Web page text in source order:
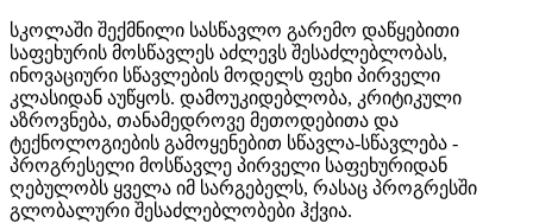
სკოლაში შექმნილი სასწავლო გარემო დაწყებითი
საფეხურის მოსწავლეს აძლევს შესაძლებლობას,
ინოვაციური სწავლების მოდელს ფეხი პირველი
კლასიდან აუწყოს. დამოუკიდებლობა, კრიტიკული
აზროვნება, თანამედროვე მეთოდებითა და
ტექნოლოგიების გამოყენებით სწავლა-სწავლება -
პროგრესელი მოსწავლე პირველი საფეხურიდან
ღებულობს ყველა იმ სარგებელს, რასაც პროგრესში
გლობალური შესაძლებლობები ჰქვია.